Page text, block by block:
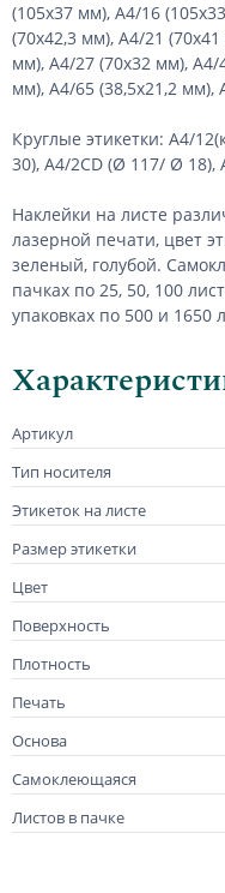
(105х37 мм), А4/16
(70х42,3 мм), А4/21
мм), А4/27 (70х32 мм), А4/
мм), А4/65 (38,5х21,2 мм),
Круглые этикетки: А4/
30), А4/2CD (Ø 117/ Ø
Наклейки на листе
лазерной печати, цвет
зеленый, голубой.
пачках по 25, 50, 100
упаковках по 500 и 1650
Артикул
Тип носителя
Этикеток на листе
Размер этикетки
Цвет
Поверхность
Плотность
Печать
Основа
Самоклеющаяся
Листов в пачке